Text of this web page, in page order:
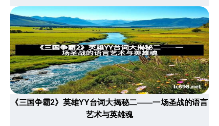
《三国争霸2》英雄YY台词大揭秘二——一场圣战的语言
艺术与英雄魂